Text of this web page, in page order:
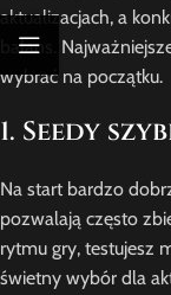
aktualizacjach, a
balans.
wybrać na początku.
1. Seedy
Na start bardzo
pozwalają często
rytmu gry, testujesz
świetny wybór dla